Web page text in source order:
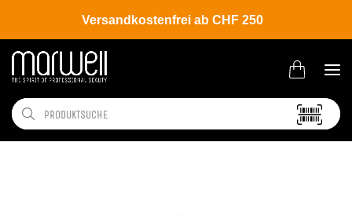
Versandkostenfrei ab CHF 250
Shop Brands Marc Weiss